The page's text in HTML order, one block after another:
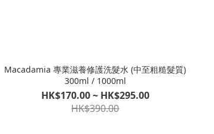
Macadamia 專業滋養修護洗髮水 (中至粗糙髮質)
300ml / 1000ml
HK$170.00 ~ HK$295.00
HK$390.00